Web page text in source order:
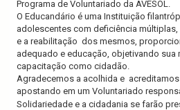
Programa de Voluntariado da AVESOL.
O Educandário é uma Instituição
adolescentes com deficiência
e a reabilitação dos mesmos,
adequado e educação, objetivando sua
capacitação como cidadão.
Agradecemos a acolhida e
apostando em um Voluntariado
Solidariedade e a cidadania se farão